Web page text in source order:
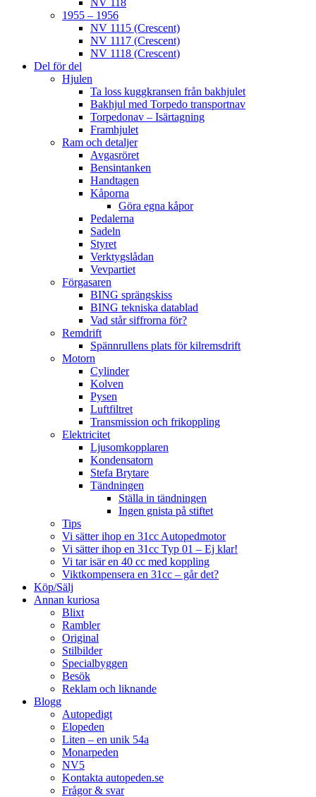
1955 – 1956
NV 1115 (Crescent)
NV 1117 (Crescent)
NV 1118 (Crescent)
Del för del
Hjulen
Ta loss kuggkransen från bakhjulet
Bakhjul med Torpedo transportnav
Torpedonav – Isärtagning
Framhjulet
Ram och detaljer
Avgasröret
Bensintanken
Handtagen
Kåporna
Göra egna kåpor
Pedalerna
Sadeln
Styret
Verktygslådan
Vevpartiet
Förgasaren
BING sprängskiss
BING tekniska datablad
Vad står siffrorna för?
Remdrift
Spännrullens plats för kilremsdrift
Motorn
Cylinder
Kolven
Pysen
Luftfiltret
Transmission och frikoppling
Elektricitet
Ljusomkopplaren
Kondensatorn
Stefa Brytare
Tändningen
Ställa in tändningen
Ingen gnista på stiftet
Tips
Vi sätter ihop en 31cc Autopedmotor
Vi sätter ihop en 31cc Typ 01 – Ej klar!
Vi tar isär en 40 cc med koppling
Viktkompensera en 31cc – går det?
Köp/Sälj
Annan kuriosa
Blixt
Rambler
Original
Stilbilder
Specialbyggen
Besök
Reklam och liknande
Blogg
Autopedigt
Elopeden
Liten – en unik 54a
Monarpeden
NV5
Kontakta autopeden.se
Frågor & svar